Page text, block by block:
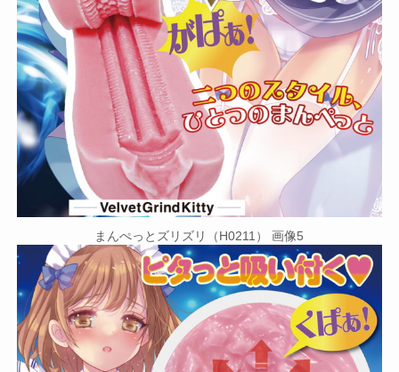
まんぺっとズリズリ（H0211） 画像5